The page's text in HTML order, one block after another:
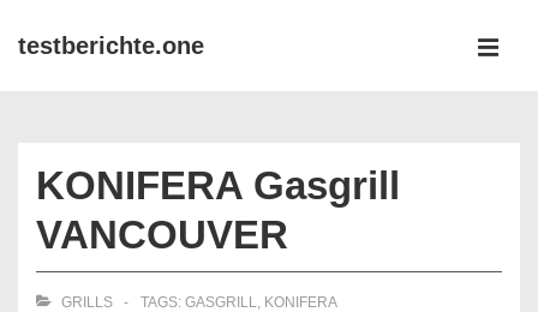
Zumtestberichte.one
KONIFERA Gasgrill
VANCOUVER
GRILLS TAGS: GASGRILL, KONIFERA